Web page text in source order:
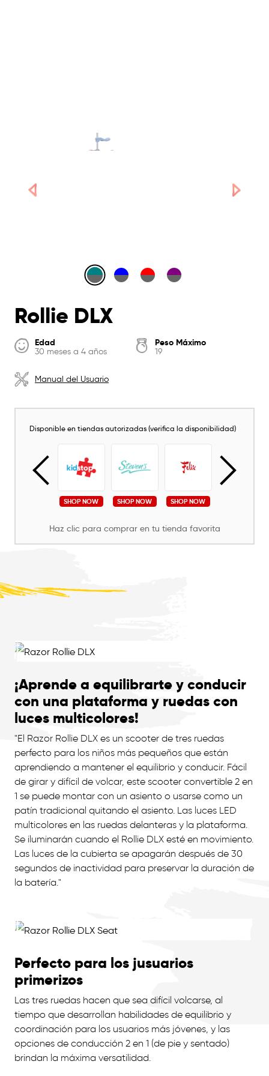
Rollie DLX
Edad
30 meses a 4 años
Peso Máximo
19
Manual del Usuario
Disponible en tiendas autorizadas (verifica la disponibilidad)
SHOP NOW SHOP NOW SHOP NOW
Haz clic para comprar en tu tienda favorita
¡Aprende a equilibrarte y conducir
con una plataforma y ruedas con
luces multicolores!
"El Razor Rollie DLX es un scooter de tres ruedas
perfecto para los niños más pequeños que están
aprendiendo a mantener el equilibrio y conducir. Fácil
de girar y difícil de volcar, este scooter convertible 2 en
1 se puede montar con un asiento o usarse como un
patín tradicional quitando el asiento. Las luces LED
multicolores en las ruedas delanteras y la plataforma.
Se iluminarán cuando el Rollie DLX esté en movimiento.
Las luces de la cubierta se apagarán después de 30
segundos de inactividad para preservar la duración de
la batería."
Perfecto para los jusuarios
primerizos
Las tres ruedas hacen que sea difícil volcarse, al
tiempo que desarrollan habilidades de equilibrio y
coordinación para los usuarios más jóvenes, y las
opciones de conducción 2 en 1 (de pie y sentado)
brindan la máxima versatilidad.